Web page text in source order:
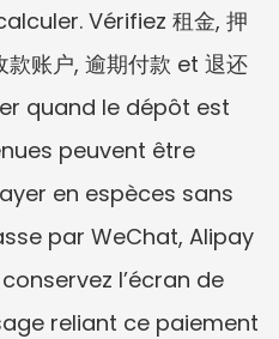
Vérifiez 租金, 押
款账户, 逾期付款 et 退还
quand le dépôt est
peuvent être
en espèces sans
par WeChat, Alipay
l’écran de
reliant ce paiement